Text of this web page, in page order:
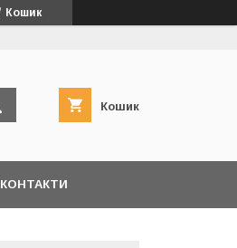
Кошик
Кошик
КОНТАКТИ